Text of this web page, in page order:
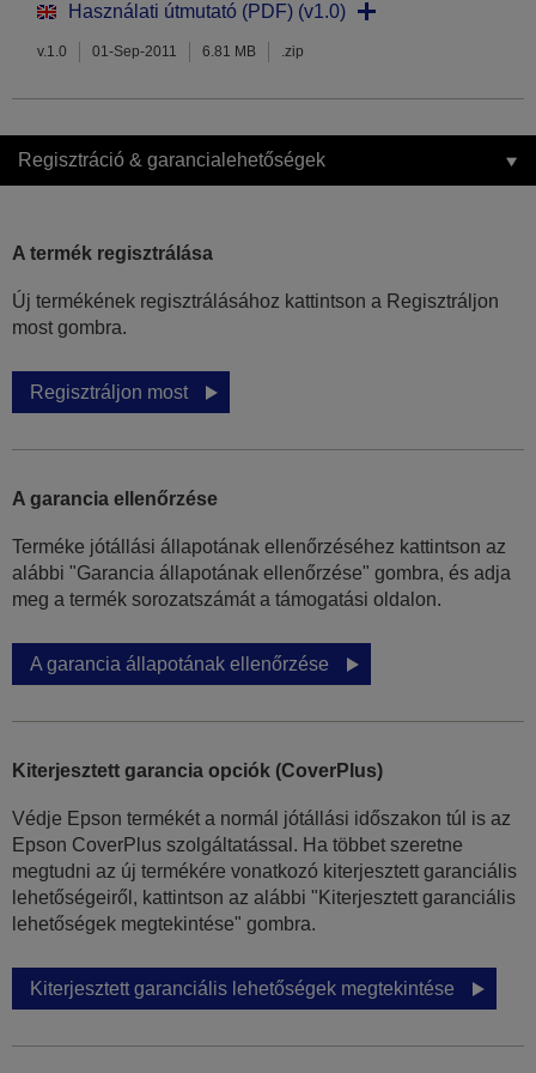
Használati útmutató (PDF) (v1.0)
v.1.0 01-Sep-2011 6.81 MB .zip
Regisztráció & garancialehetőségek
A termék regisztrálása
Új termékének regisztrálásához kattintson a Regisztráljon
most gombra.
Regisztráljon most
A garancia ellenőrzése
Terméke jótállási állapotának ellenőrzéséhez kattintson az
alábbi "Garancia állapotának ellenőrzése" gombra, és adja
meg a termék sorozatszámát a támogatási oldalon.
A garancia állapotának ellenőrzése
Kiterjesztett garancia opciók (CoverPlus)
Védje Epson termékét a normál jótállási időszakon túl is az
Epson CoverPlus szolgáltatással. Ha többet szeretne
megtudni az új termékére vonatkozó kiterjesztett garanciális
lehetőségeiről, kattintson az alábbi "Kiterjesztett garanciális
lehetőségek megtekintése" gombra.
Kiterjesztett garanciális lehetőségek megtekintése